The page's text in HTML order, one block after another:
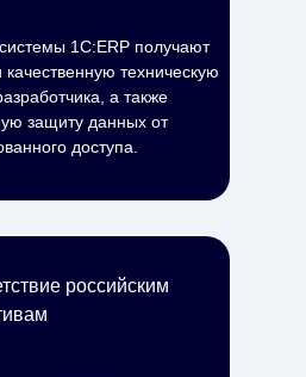
1С:ERP получают
техническую
а также
защиту данных от
доступа.
российским